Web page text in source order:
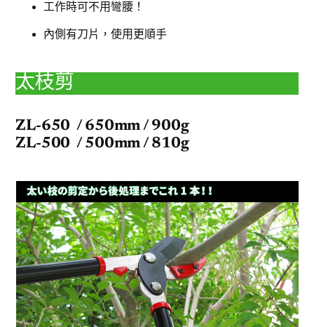
工作時可不用彎腰！
內側有刀片，使用更順手
太枝剪
ZL-650 / 650mm / 900g
ZL-500 / 500mm / 810g